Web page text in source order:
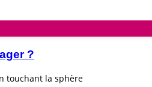
?
touchant la sphère